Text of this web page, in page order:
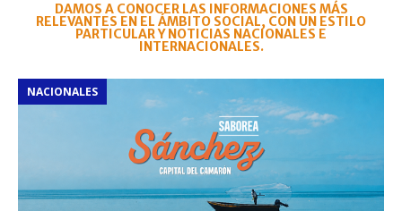
DAMOS A CONOCER LAS INFORMACIONES MÁS
RELEVANTES EN EL ÁMBITO SOCIAL, CON UN ESTILO
PARTICULAR Y NOTICIAS NACIONALES E
INTERNACIONALES.
NACIONALES